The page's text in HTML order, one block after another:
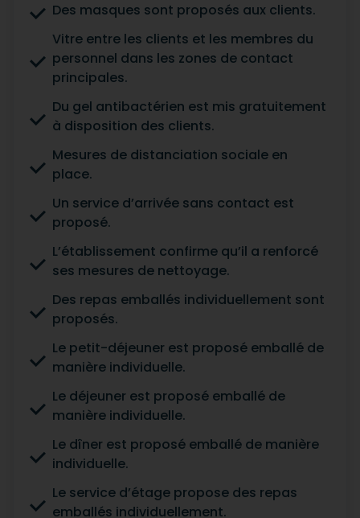
Des masques sont proposés aux clients.
Vitre entre les clients et les membres du
personnel dans les zones de contact
principales.
Du gel antibactérien est mis gratuitement
à disposition des clients.
Mesures de distanciation sociale en
place.
Un service d’arrivée sans contact est
proposé.
L’établissement confirme qu’il a renforcé
ses mesures de nettoyage.
Des repas emballés individuellement sont
proposés.
Le petit-déjeuner est proposé emballé de
manière individuelle.
Le déjeuner est proposé emballé de
manière individuelle.
Le dîner est proposé emballé de manière
individuelle.
Le service d’étage propose des repas
emballés individuellement.